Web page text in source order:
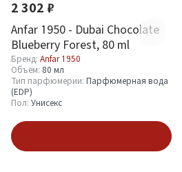
2 302 ₽
Anfar 1950 - Dubai Chocolate
Blueberry Forest, 80 ml
Бренд: Anfar 1950
Объём: 80 мл
Тип парфюмерии: Парфюмерная вода
(EDP)
Пол: Унисекс